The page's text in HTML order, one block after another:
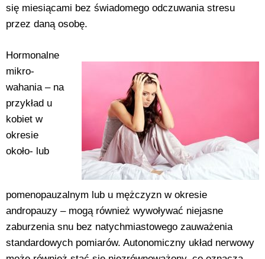
się miesiącami bez świadomego odczuwania stresu
przez daną osobę.
Hormonalne
mikro-
wahania – na
przykład u
kobiet w
okresie
około- lub
pomenopauzalnym lub u mężczyzn w okresie
andropauzy – mogą również wywoływać niejasne
zaburzenia snu bez natychmiastowego zauważenia
standardowych pomiarów. Autonomiczny układ nerwowy